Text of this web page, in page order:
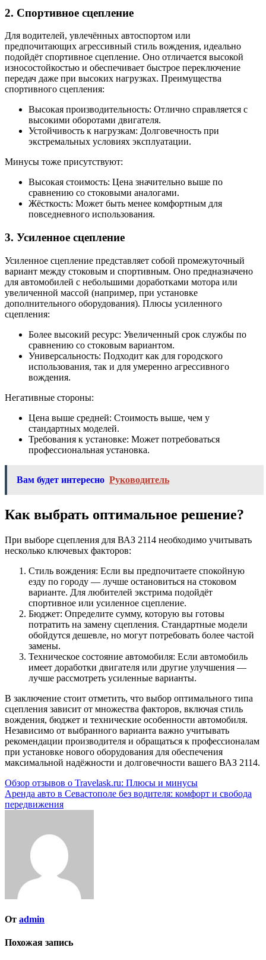
2. Спортивное сцепление
Для водителей, увлечённых автоспортом или
предпочитающих агрессивный стиль вождения, идеально
подойдёт спортивное сцепление. Оно отличается высокой
износостойкостью и обеспечивает быстрое переключение
передач даже при высоких нагрузках. Преимущества
спортивного сцепления:
Высокая производительность: Отлично справляется с
высокими оборотами двигателя.
Устойчивость к нагрузкам: Долговечность при
экстремальных условиях эксплуатации.
Минусы тоже присутствуют:
Высокая стоимость: Цена значительно выше по
сравнению со стоковыми аналогами.
Жёсткость: Может быть менее комфортным для
повседневного использования.
3. Усиленное сцепление
Усиленное сцепление представляет собой промежуточный
вариант между стоковым и спортивным. Оно предназначено
для автомобилей с небольшими доработками мотора или
увеличенной массой (например, при установке
дополнительного оборудования). Плюсы усиленного
сцепления:
Более высокий ресурс: Увеличенный срок службы по
сравнению со стоковым вариантом.
Универсальность: Подходит как для городского
использования, так и для умеренно агрессивного
вождения.
Негативные стороны:
Цена выше средней: Стоимость выше, чем у
стандартных моделей.
Требования к установке: Может потребоваться
профессиональная установка.
Вам будет интересно Руководитель
Как выбрать оптимальное решение?
При выборе сцепления для ВАЗ 2114 необходимо учитывать
несколько ключевых факторов:
Стиль вождения: Если вы предпочитаете спокойную
езду по городу — лучше остановиться на стоковом
варианте. Для любителей экстрима подойдёт
спортивное или усиленное сцепление.
Бюджет: Определите сумму, которую вы готовы
потратить на замену сцепления. Стандартные модели
обойдутся дешевле, но могут потребовать более частой
замены.
Техническое состояние автомобиля: Если автомобиль
имеет доработки двигателя или другие улучшения —
лучше рассмотреть усиленные варианты.
В заключение стоит отметить, что выбор оптимального типа
сцепления зависит от множества факторов, включая стиль
вождения, бюджет и технические особенности автомобиля.
Независимо от выбранного варианта важно учитывать
рекомендации производителя и обращаться к профессионалам
при установке нового оборудования для обеспечения
максимальной надёжности и долговечности вашего ВАЗ 2114.
Навигация
по
Обзор отзывов о Travelask.ru: Плюсы и минусы
Аренда авто в Севастополе без водителя: комфорт и свобода
передвижения
От admin
Похожая запись